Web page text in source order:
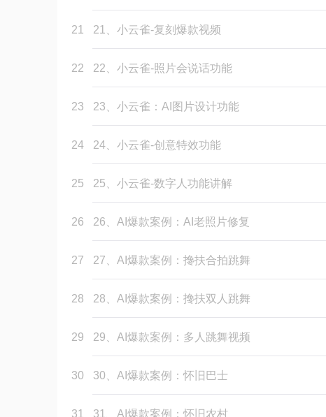
21 21、小云雀-复刻爆款视频
22 22、小云雀-照片会说话功能
23 23、小云雀：AI图片设计功能
24 24、小云雀-创意特效功能
25 25、小云雀-数字人功能讲解
26 26、AI爆款案例：AI老照片修复
27 27、AI爆款案例：搀扶合拍跳舞
28 28、AI爆款案例：搀扶双人跳舞
29 29、AI爆款案例：多人跳舞视频
30 30、AI爆款案例：怀旧巴士
31 31、AI爆款案例：怀旧农村